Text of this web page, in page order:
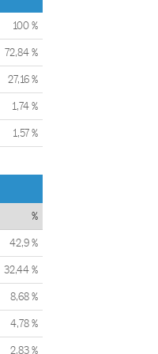
100 %
72,84 %
27,16 %
1,74 %
1,57 %
%
42,9 %
32,44 %
8,68 %
4,78 %
2,83 %